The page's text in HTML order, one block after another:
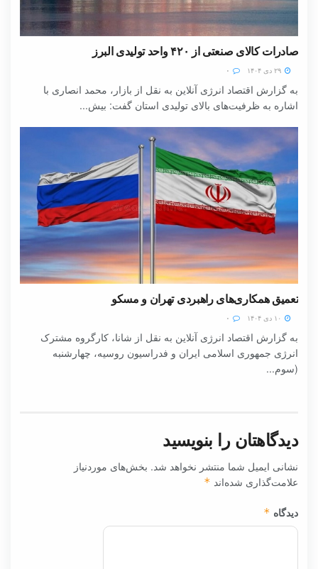
صادرات کالای صنعتی از ۴۲۰ واحد تولیدی البرز
به گزارش اقتصاد انرژی آنلاین به نقل از بازار، محمد انصاری با
اشاره به ظرفیت‌های بالای تولیدی استان گفت: بیش...
تعمیق همکاری‌های راهبردی تهران و مسکو
به گزارش اقتصاد انرژی آنلاین به نقل از شانا، کارگروه مشترک
انرژی جمهوری اسلامی ایران و فدراسیون روسیه، چهارشنبه
(سوم...
دیدگاهتان را بنویسید
نشانی ایمیل شما منتشر نخواهد شد. بخش‌های موردنیاز
علامت‌گذاری شده‌اند *
دیدگاه *